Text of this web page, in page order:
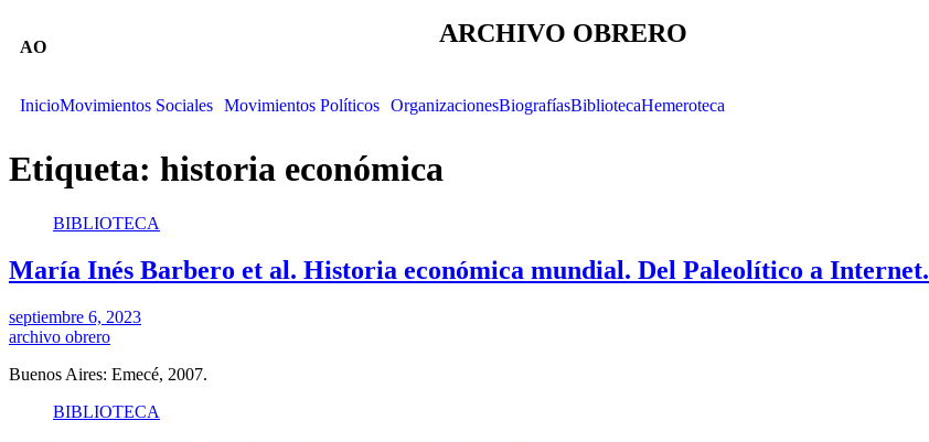
AO ARCHIVO OBRERO
InicioMovimientos Sociales Movimientos Políticos OrganizacionesBiografíasBibliotecaHemeroteca
Etiqueta: historia económica
BIBLIOTECA
María Inés Barbero et al. Historia económica mundial. Del Paleolítico a Internet.
septiembre 6, 2023
archivo obrero
Buenos Aires: Emecé, 2007.
BIBLIOTECA